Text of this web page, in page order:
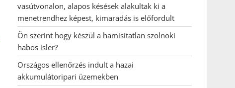
vasútvonalon, alapos késések alakultak ki a
menetrendhez képest, kimaradás is előfordult
Ön szerint hogy készül a hamisítatlan szolnoki
habos isler?
Országos ellenőrzés indult a hazai
akkumulátoripari üzemekben